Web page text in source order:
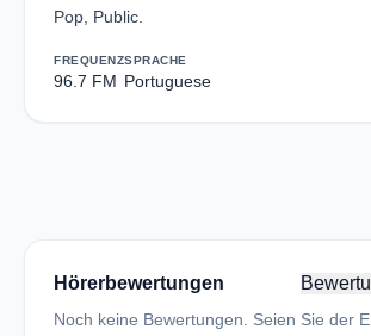
Pop, Public.
FREQUENZ
96.7 FM
SPRACHE
Portuguese
Hörerbewertungen
Noch keine Bewertungen. Seien Sie der